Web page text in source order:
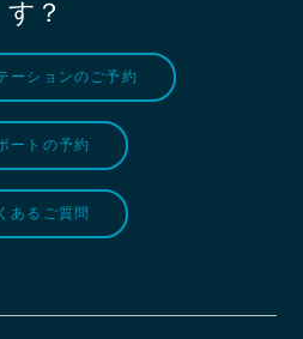
す？
ーションのご予約
ートの予約
あるご質問